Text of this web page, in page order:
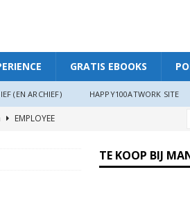
GRATIS EBOOKS
(EN ARCHIEF) HAPPY100ATWORK SITE
EMPLOYEE
zij denken”
TE KOOP BIJ